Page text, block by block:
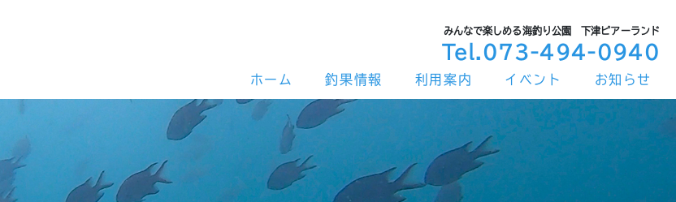
みんなで楽しめる海釣り公園 下津ピアーランド
Tel.073-494-0940
ホーム 釣果情報 利用案内 イベント お知らせ